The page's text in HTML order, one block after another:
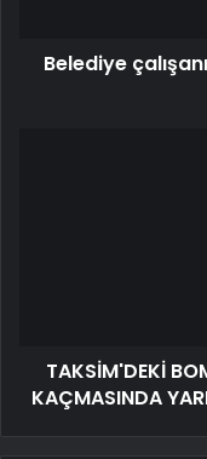
Belediye
TAKSİM'DEKİ
KAÇMASINDA